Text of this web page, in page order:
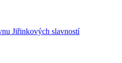
Jiřinkových slavností